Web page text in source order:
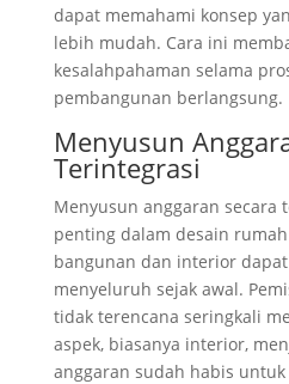
dapat memahami konsep
lebih mudah. Cara ini
kesalahpahaman selama
pembangunan berlangsung.
Menyusun
Terintegrasi
Menyusun anggaran
penting dalam desain
bangunan dan interior
menyeluruh sejak awal.
tidak terencana seringkali
aspek, biasanya interior,
anggaran sudah habis